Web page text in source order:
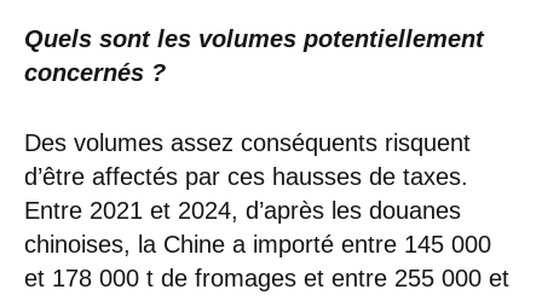
Quels sont les volumes potentiellement
concernés ?
Des volumes assez conséquents risquent
d’être affectés par ces hausses de taxes.
Entre 2021 et 2024, d’après les douanes
chinoises, la Chine a importé entre 145 000
et 178 000 t de fromages et entre 255 000 et